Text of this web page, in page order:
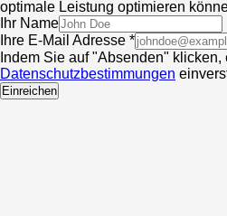
optimale Leistung optimieren
Ihr Name
Ihre E-Mail Adresse *
Indem Sie auf "Absenden"
Datenschutzbestimmungen